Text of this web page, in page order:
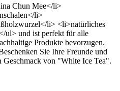
Chun Mee</li>
li>
li> <li>natürliches
ul> und ist perfekt für alle
Produkte bevorzugen.
Sie Ihre Freunde und
Geschmack von "White Ice Tea".